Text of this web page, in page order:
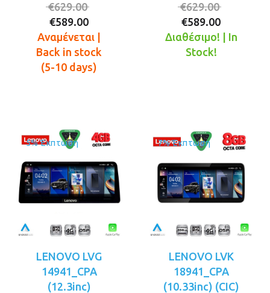
€629.00
was:
€629.00.
€589.00
τρέχουσα
τιμή
είναι:
Αναμένεται |
Back in stock
(5-10 days)
€629.00
was:
€589.00
Διαθέσιμο! | In
Stock!
5% Έκπτωση
LENOVO LVG
14941_CPA
(12.3inc)
7% Έκπτωση
LENOVO LVK
18941_CPA
(10.33inc) (CIC)